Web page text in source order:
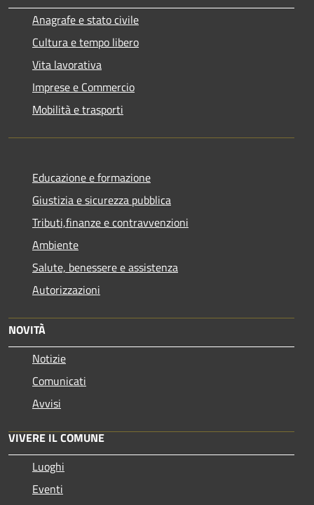
Anagrafe e stato civile
Cultura e tempo libero
Vita lavorativa
Imprese e Commercio
Mobilità e trasporti
Educazione e formazione
Giustizia e sicurezza pubblica
Tributi,finanze e contravvenzioni
Ambiente
Salute, benessere e assistenza
Autorizzazioni
NOVITÀ
Notizie
Comunicati
Avvisi
VIVERE IL COMUNE
Luoghi
Eventi